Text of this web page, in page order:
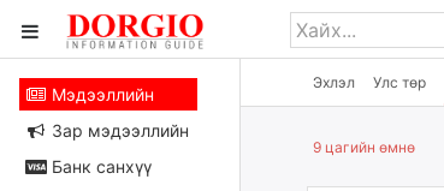
Эхлэл Улс төр
Мэдээллийн
Зар мэдээллийн
Банк санхүү
9 цагийн өмнө